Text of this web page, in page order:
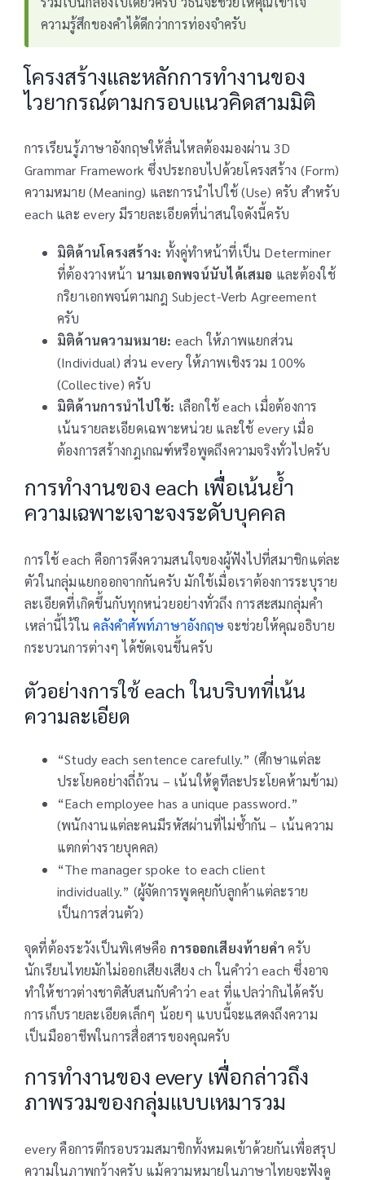
ความรู้สึกของคำได้ดีกว่าการท่องจำครับ
โครงสร้างและหลักการทำงานของ
ไวยากรณ์ตามกรอบแนวคิดสามมิติ
การเรียนรู้ภาษาอังกฤษให้ลื่นไหลต้องมองผ่าน 3D
Grammar Framework ซึ่งประกอบไปด้วยโครงสร้าง (Form)
ความหมาย (Meaning) และการนำไปใช้ (Use) ครับ สำหรับ
each และ every มีรายละเอียดที่น่าสนใจดังนี้ครับ
มิติด้านโครงสร้าง: ทั้งคู่ทำหน้าที่เป็น Determiner
ที่ต้องวางหน้า นามเอกพจน์นับได้เสมอ และต้องใช้
กริยาเอกพจน์ตามกฎ Subject-Verb Agreement
ครับ
มิติด้านความหมาย: each ให้ภาพแยกส่วน
(Individual) ส่วน every ให้ภาพเชิงรวม 100%
(Collective) ครับ
มิติด้านการนำไปใช้: เลือกใช้ each เมื่อต้องการ
เน้นรายละเอียดเฉพาะหน่วย และใช้ every เมื่อ
ต้องการสร้างกฎเกณฑ์หรือพูดถึงความจริงทั่วไปครับ
การทำงานของ each เพื่อเน้นย้ำ
ความเฉพาะเจาะจงระดับบุคคล
การใช้ each คือการดึงความสนใจของผู้ฟังไปที่สมาชิกแต่ละ
ตัวในกลุ่มแยกออกจากกันครับ มักใช้เมื่อเราต้องการระบุราย
ละเอียดที่เกิดขึ้นกับทุกหน่วยอย่างทั่วถึง การสะสมกลุ่มคำ
เหล่านี้ไว้ในคลังคำศัพท์ภาษาอังกฤษจะช่วยให้คุณอธิบาย
กระบวนการต่างๆ ได้ชัดเจนขึ้นครับ
ตัวอย่างการใช้ each ในบริบทที่เน้น
ความละเอียด
“Study each sentence carefully.” (ศึกษาแต่ละ
ประโยคอย่างถี่ถ้วน – เน้นให้ดูทีละประโยคห้ามข้าม)
“Each employee has a unique password.”
(พนักงานแต่ละคนมีรหัสผ่านที่ไม่ซ้ำกัน – เน้นความ
แตกต่างรายบุคคล)
“The manager spoke to each client
individually.” (ผู้จัดการพูดคุยกับลูกค้าแต่ละราย
เป็นการส่วนตัว)
จุดที่ต้องระวังเป็นพิเศษคือ การออกเสียงท้ายคำ ครับ
นักเรียนไทยมักไม่ออกเสียงเสียง ch ในคำว่า each ซึ่งอาจ
ทำให้ชาวต่างชาติสับสนกับคำว่า eat ที่แปลว่ากินได้ครับ
การเก็บรายละเอียดเล็กๆ น้อยๆ แบบนี้จะแสดงถึงความ
เป็นมืออาชีพในการสื่อสารของคุณครับ
การทำงานของ every เพื่อกล่าวถึง
ภาพรวมของกลุ่มแบบเหมารวม
every คือการตีกรอบรวมสมาชิกทั้งหมดเข้าด้วยกันเพื่อสรุป
ความในภาพกว้างครับ แม้ความหมายในภาษาไทยจะฟังดู